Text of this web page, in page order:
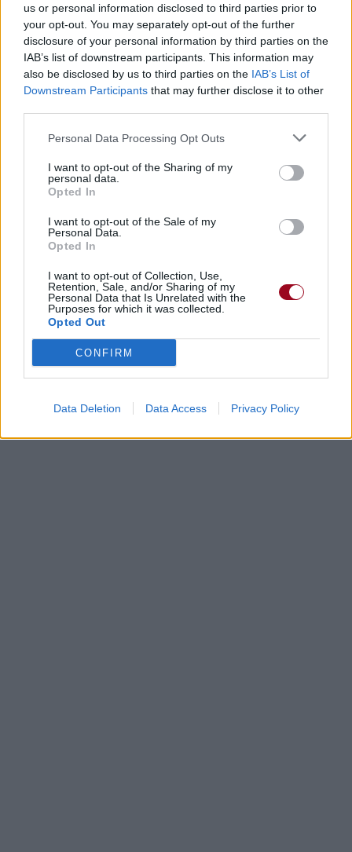
us or personal information disclosed to third parties prior to
your opt-out. You may separately opt-out of the further
disclosure of your personal information by third parties on the
IAB’s list of downstream participants. This information may
also be disclosed by us to third parties on the IAB’s List of
Downstream Participants that may further disclose it to other
Personal Data Processing Opt Outs
I want to opt-out of the Sharing of my
personal data.
Opted In
I want to opt-out of the Sale of my
Personal Data.
Opted In
I want to opt-out of Collection, Use,
Retention, Sale, and/or Sharing of my
Personal Data that Is Unrelated with the
Purposes for which it was collected.
Opted Out
CONFIRM
Data Deletion Data Access Privacy Policy